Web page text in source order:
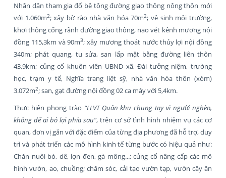
Nhân dân tham gia đổ bê tông đường giao thông nông thôn mới
với 1.060m2; xây bờ rào nhà văn hóa 70m2; vệ sinh môi trường,
khơi thông cống rãnh đường giao thông, nạo vét kênh mương nội
đồng 115,3km và 90m3; xây mương thoát nước thủy lợi nội đồng
340m; phát quang, tu sửa, san lấp mặt bằng đường liên thôn
43,9km; củng cố khuôn viên UBND xã, Đài tưởng niệm, trường
học, trạm y tế, Nghĩa trang liệt sỹ, nhà văn hóa thôn (xóm)
3.072m2; san, gạt đường nội đồng 02 ca máy với 5,4km.
Thực hiện phong trào “LLVT Quân khu chung tay vì người nghèo,
không để ai bỏ lại phía sau”, trên cơ sở tình hình nhiệm vụ các cơ
quan, đơn vị gắn với đặc điểm của từng địa phương đã hỗ trợ, duy
trì và phát triển các mô hình kinh tế từng bước có hiệu quả như:
Chăn nuôi bò, dê, lợn đen, gà mông...; củng cố nâng cấp các mô
hình vườn, ao, chuồng; chăm sóc, cải tạo vườn tạp, vườn cây ăn